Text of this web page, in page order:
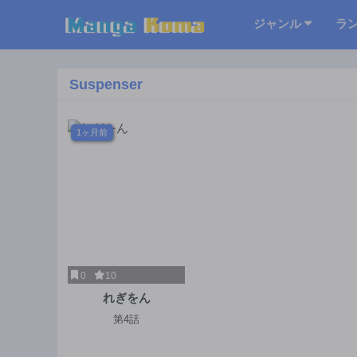
ジャンル ラ
Suspenser
1ヶ月前
0 10
れぎをん
第4話